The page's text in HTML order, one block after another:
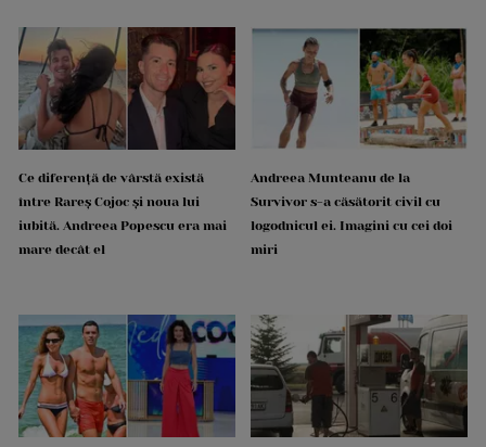
Ce diferență de vârstă există
între Rareș Cojoc și noua lui
iubită. Andreea Popescu era mai
mare decât el
Andreea Munteanu de la
Survivor s-a căsătorit civil cu
logodnicul ei. Imagini cu cei doi
miri